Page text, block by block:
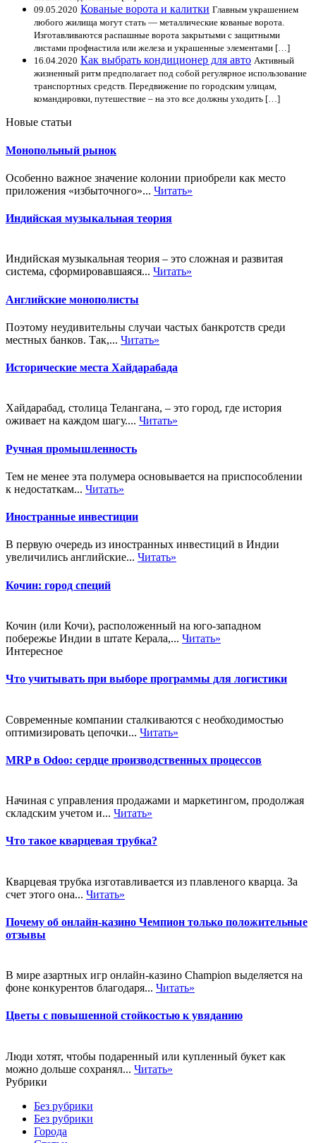
09.05.2020 Кованые ворота и калитки Главным украшением
любого жилища могут стать — металлические кованые ворота.
Изготавливаются распашные ворота закрытыми с защитными
листами профнастила или железа и украшенные элементами […]
16.04.2020 Как выбрать кондиционер для авто Активный
жизненный ритм предполагает под собой регулярное использование
транспортных средств. Передвижение по городским улицам,
командировки, путешествие – на это все должны уходить […]
Новые статьи
Монопольный рынок
Особенно важное значение колонии приобрели как место
приложения «избыточного»... Читать»
Индийская музыкальная теория
Индийская музыкальная теория – это сложная и развитая
система, сформировавшаяся... Читать»
Английские монополисты
Поэтому неудивительны случаи частых банкротств среди
местных банков. Так,... Читать»
Исторические места Хайдарабада
Хайдарабад, столица Телангана, – это город, где история
оживает на каждом шагу.... Читать»
Ручная промышленность
Тем не менее эта полумера основывается на приспособлении
к недостаткам... Читать»
Иностранные инвестиции
В первую очередь из иностранных инвестиций в Индии
увеличились английские... Читать»
Кочин: город специй
Кочин (или Кочи), расположенный на юго-западном
побережье Индии в штате Керала,... Читать»
Интересное
Что учитывать при выборе программы для логистики
Современные компании сталкиваются с необходимостью
оптимизировать цепочки... Читать»
MRP в Odoo: сердце производственных процессов
Начиная с управления продажами и маркетингом, продолжая
складским учетом и... Читать»
Что такое кварцевая трубка?
Кварцевая трубка изготавливается из плавленого кварца. За
счет этого она... Читать»
Почему об онлайн-казино Чемпион только положительные
отзывы
В мире азартных игр онлайн-казино Champion выделяется на
фоне конкурентов благодаря... Читать»
Цветы с повышенной стойкостью к увяданию
Люди хотят, чтобы подаренный или купленный букет как
можно дольше сохранял... Читать»
Рубрики
Без рубрики
Без рубрики
Города